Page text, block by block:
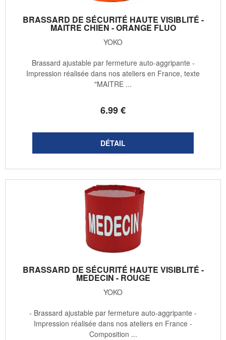
BRASSARD DE SÉCURITÉ HAUTE VISIBLITÉ -
MAITRE CHIEN - ORANGE FLUO
YOKO
6.99€
Brassard ajustable par fermeture auto-aggripante -
Impression réalisée dans nos ateliers en France, texte
"MAITRE ...
BRASSARD DE SÉCURITÉ HAUTE VISIBLITÉ -
MEDECIN - ROUGE
YOKO
- Brassard ajustable par fermeture auto-aggripante -
Impression réalisée dans nos ateliers en France -
Composition ...